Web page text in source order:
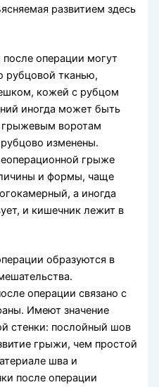
развитием здесь
операции могут
рубцовой тканью,
кожей с рубцом
иногда может быть
воротам
изменены.
грыже
и формы, чаще
а иногда
и кишечник лежит в
образуются в
операции связано с
Имеют значение
стенки: послойный шов
грыжи, чем простой
шва и
после операции